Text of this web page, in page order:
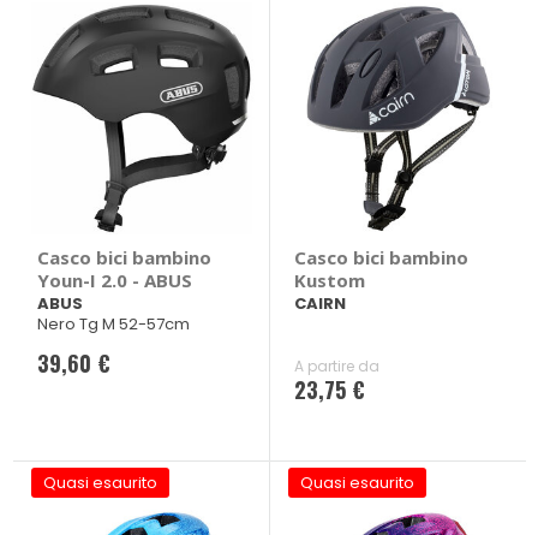
Casco bici bambino
Youn-I 2.0 - ABUS
ABUS
Nero Tg M 52-57cm
39,60 €
Casco bici bambino
Kustom
CAIRN
A partire da
23,75 €
Quasi esaurito Quasi esaurito